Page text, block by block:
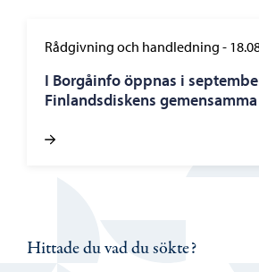
Rådgivning och handledning -
I Borgåinfo öppnas i
Finlandsdiskens
Hittade du vad du sökte?